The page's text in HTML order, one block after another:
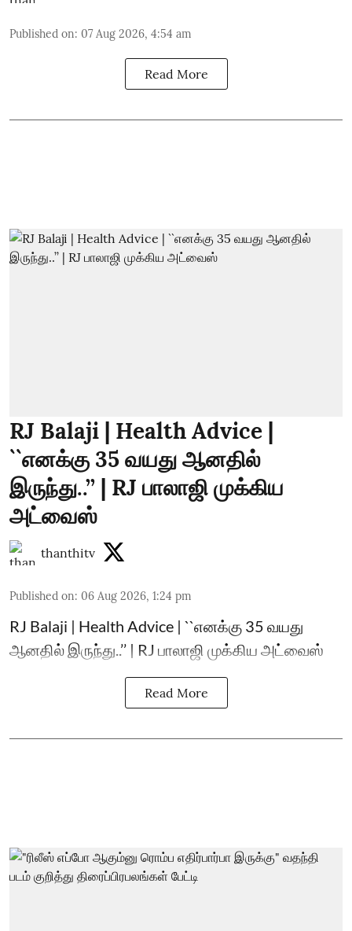
Published on: 07 Aug 2026, 4:54 am
Read More
RJ Balaji | Health Advice |
``எனக்கு 35 வயது ஆனதில்
இருந்து..’’ | RJ பாலாஜி முக்கிய
அட்வைஸ்
thanthitv
Published on: 06 Aug 2026, 1:24 pm
RJ Balaji | Health Advice | ``எனக்கு 35 வயது
ஆனதில் இருந்து..’’ | RJ பாலாஜி முக்கிய அட்வைஸ்
Read More